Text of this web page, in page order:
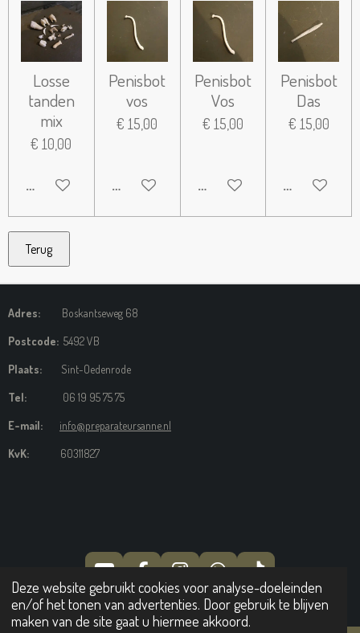
Deze website gebruikt cookies voor analyse-doeleinden
en/of het tonen van advertenties. Door gebruik te blijven
maken van de site gaat u hiermee akkoord.
Losse
tanden
mix
€ 10,00
IN WINKELWAGEN
Penisbot
vos
€ 15,00
IN WINKELWAGEN
Penisbot
Vos
€ 15,00
IN WINKELWAGEN
Penisbot
Das
€ 15,00
IN
Terug
Adres: Boskantseweg 68
Postcode: 5492 VB
Plaats: Sint-Oedenrode
Tel: 06 19 95 75 75
E-mail: info@preparateursanne.nl
KvK: 60311827
Y
O
U
T
A
C
E
N
S
T
H
A
T
I
K
© 2024 Preparateursanne